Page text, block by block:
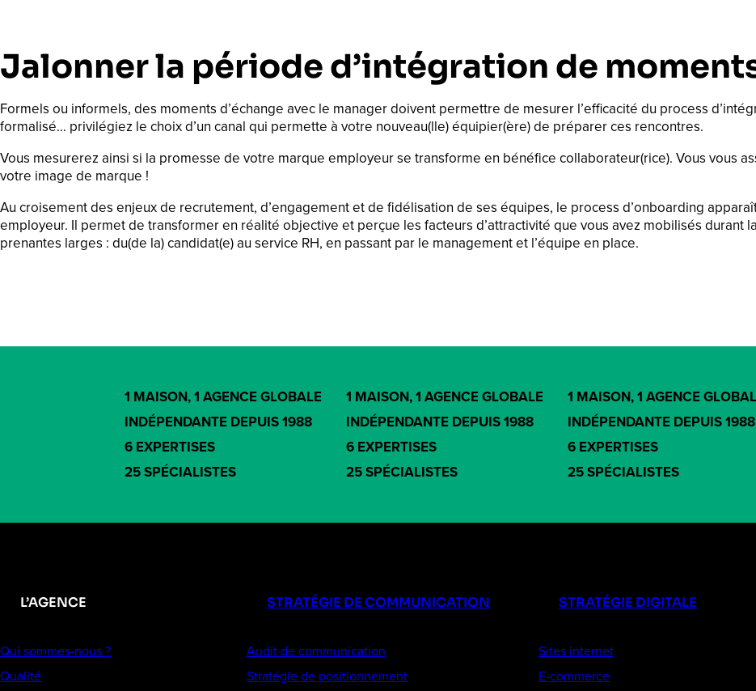
Jalonner la période d’intégration de
Formels ou informels, des moments d’échange avec le manager doivent permettre de mesurer l’efficacité du process
formalisé… privilégiez le choix d’un canal qui permette à votre nouveau(lle) équipier(ère) de préparer ces rencontres.
Vous mesurerez ainsi si la promesse de votre marque employeur se transforme en bénéfice collaborateur(rice). Vous vous
votre image de marque !
Au croisement des enjeux de recrutement, d’engagement et de fidélisation de ses équipes, le process d’onboarding
employeur. Il permet de transformer en réalité objective et perçue les facteurs d’attractivité que vous avez mobilisés
prenantes larges : du(de la) candidat(e) au service RH, en passant par le management et l’équipe en place.
1 MAISON, 1 AGENCE GLOBALE
INDÉPENDANTE DEPUIS 1988
6 EXPERTISES
25 SPÉCIALISTES
1 MAISON, 1 AGENCE GLOBALE
INDÉPENDANTE DEPUIS 1988
6 EXPERTISES
25 SPÉCIALISTES
1 MAISON, 1 AGENCE
INDÉPENDANTE DEPUIS 1988
6 EXPERTISES
25 SPÉCIALISTES
L’AGENCE
Qui sommes-nous ?
Qualité
STRATÉGIE DE COMMUNICATION
Audit de communication
Stratégie de positionnement
STRATÉGIE DIGITALE
Sites internet
E-commerce